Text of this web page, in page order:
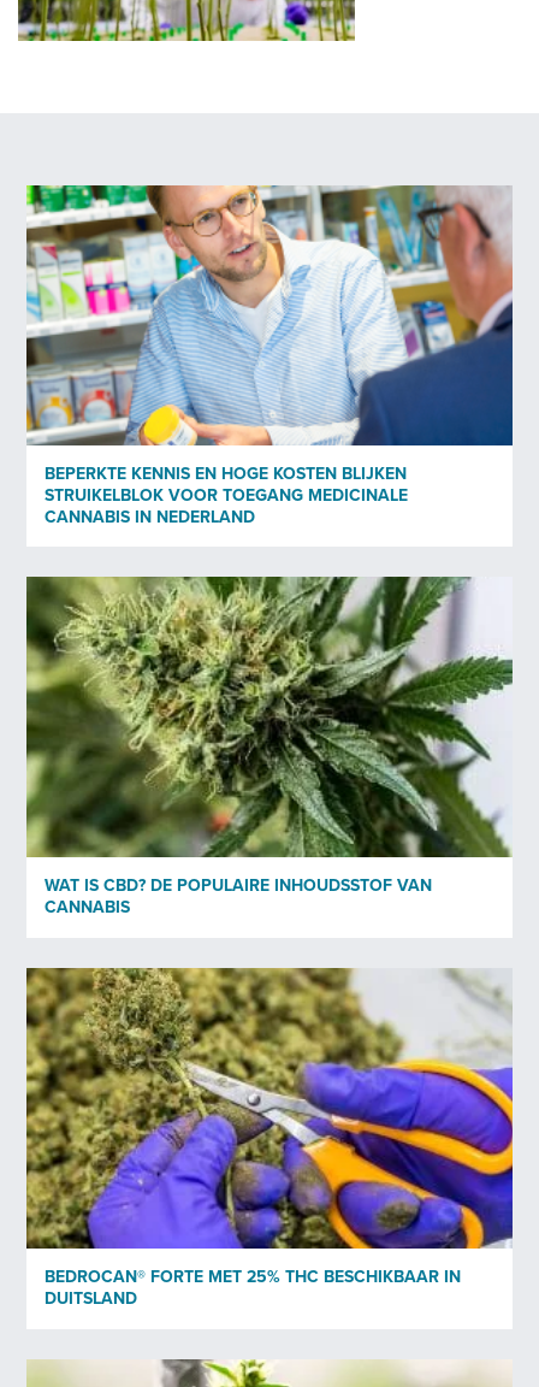
Voornaam*
Achternaam*
E-mail*
Beroep*
Nieuwsbrief*
Ja
Nee
Privacybeleid
Ik heb het privacybeleid* van Bedrocan gelezen en ga
akkoord.*
BEPERKTE KENNIS EN HOGE KOSTEN BLIJKEN
STRUIKELBLOK VOOR TOEGANG MEDICINALE
CANNABIS IN NEDERLAND
WAT IS CBD? DE POPULAIRE INHOUDSSTOF VAN
CANNABIS
BEDROCAN® FORTE MET 25% THC BESCHIKBAAR IN
DUITSLAND